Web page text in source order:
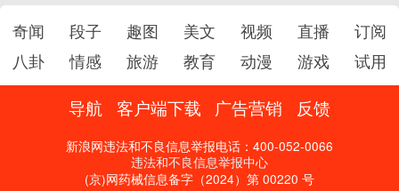
奇闻 段子 趣图 美文 视频 直播
订阅
八卦
情感 旅游 教育 动漫 游戏 试用
导航 客户端下载 广告营销 反馈
新浪网违法和不良信息举报电话：400-052-0066
违法和不良信息举报中心
(京)网药械信息备字（2024）第 00220 号